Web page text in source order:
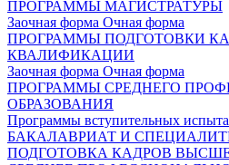
ПРОГРАММЫ МАГИСТРАТУРЫ
Заочная форма Очная форма
ПРОГРАММЫ ПОДГОТОВКИ
КВАЛИФИКАЦИИ
Заочная форма Очная форма
ПРОГРАММЫ СРЕДНЕГО
ОБРАЗОВАНИЯ
Программы вступительных
БАКАЛАВРИАТ И
ПОДГОТОВКА КАДРОВ